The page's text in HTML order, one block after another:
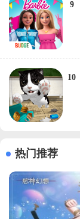
9
10
热门推荐